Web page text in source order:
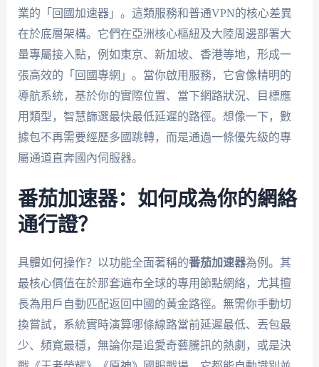
業的「回國加速器」。這類服務和普通VPN的核心差異
在於底層架構。它們在亞洲核心樞紐及大陸周邊部署大
量專屬接入點，例如東京、新加坡、香港等地，形成一
張高效的「回國專網」。當你啟用服務，它會像精明的
導航系統，基於你的實際位置、當下網路狀況、目標應
用類型，智慧篩選最快最低延遲的路徑。想像一下，數
據包不再需要經歷多國跳轉，而是通過一條優先級的專
屬通道直奔國內伺服器。
番茄加速器：如何成為你的網絡
通行證？
具體如何操作？以功能全面著稱的番茄加速器為例。其
最核心價值在於那套遍布全球的專用節點網絡，尤其擅
長為用戶自動匹配返回中國的黃金路徑。無需你手動切
換嘗試，系統實時演算哪條線路當前延遲最低、丟包最
少、頻寬最穩，無論你是追愛奇藝騰訊的熱劇，或是決